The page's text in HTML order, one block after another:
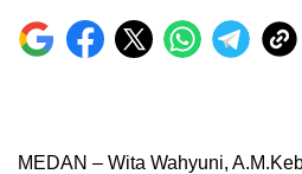
MEDAN – Wita Wahyuni,